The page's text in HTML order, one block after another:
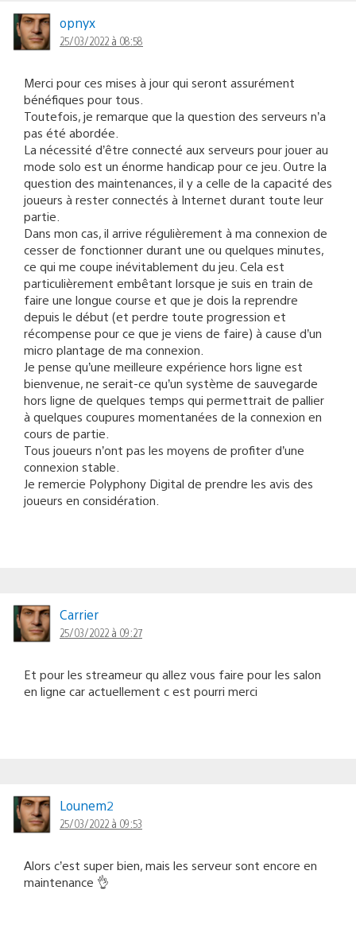
opnyx
25/03/2022 à 08:58
Merci pour ces mises à jour qui seront assurément
bénéfiques pour tous.
Toutefois, je remarque que la question des serveurs n’a
pas été abordée.
La nécessité d’être connecté aux serveurs pour jouer au
mode solo est un énorme handicap pour ce jeu. Outre la
question des maintenances, il y a celle de la capacité des
joueurs à rester connectés à Internet durant toute leur
partie.
Dans mon cas, il arrive régulièrement à ma connexion de
cesser de fonctionner durant une ou quelques minutes,
ce qui me coupe inévitablement du jeu. Cela est
particulièrement embêtant lorsque je suis en train de
faire une longue course et que je dois la reprendre
depuis le début (et perdre toute progression et
récompense pour ce que je viens de faire) à cause d’un
micro plantage de ma connexion.
Je pense qu’une meilleure expérience hors ligne est
bienvenue, ne serait-ce qu’un système de sauvegarde
hors ligne de quelques temps qui permettrait de pallier
à quelques coupures momentanées de la connexion en
cours de partie.
Tous joueurs n’ont pas les moyens de profiter d’une
connexion stable.
Je remercie Polyphony Digital de prendre les avis des
joueurs en considération.
Carrier
25/03/2022 à 09:27
Et pour les streameur qu allez vous faire pour les salon
en ligne car actuellement c est pourri merci
Lounem2
25/03/2022 à 09:53
Alors c’est super bien, mais les serveur sont encore en
maintenance 👌